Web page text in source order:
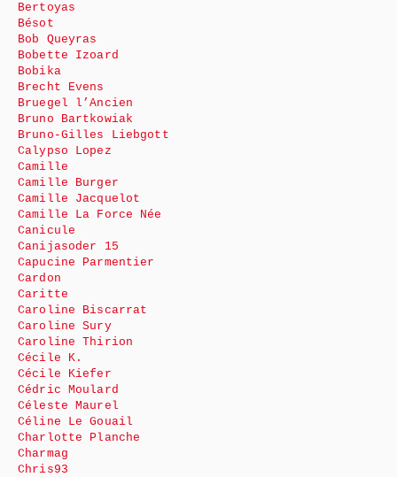
Bertoyas
Bésot
Bob Queyras
Bobette Izoard
Bobika
Brecht Evens
Bruegel l’Ancien
Bruno Bartkowiak
Bruno-Gilles Liebgott
Calypso Lopez
Camille
Camille Burger
Camille Jacquelot
Camille La Force Née
Canicule
Canijasoder 15
Capucine Parmentier
Cardon
Caritte
Caroline Biscarrat
Caroline Sury
Caroline Thirion
Cécile K.
Cécile Kiefer
Cédric Moulard
Céleste Maurel
Céline Le Gouail
Charlotte Planche
Charmag
Chris93